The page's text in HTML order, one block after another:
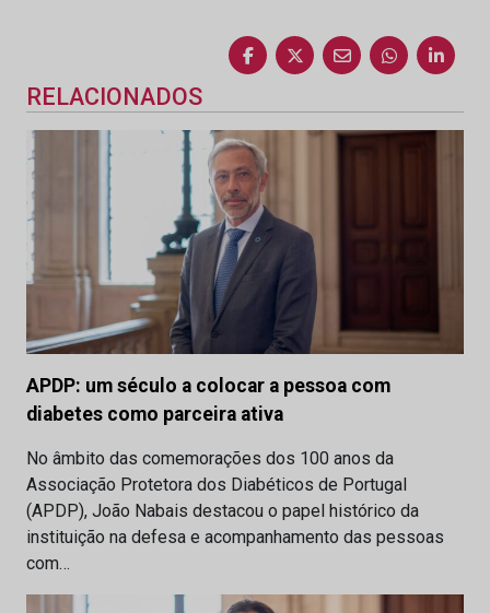
RELACIONADOS
APDP: um século a colocar a pessoa com
diabetes como parceira ativa
No âmbito das comemorações dos 100 anos da
Associação Protetora dos Diabéticos de Portugal
(APDP), João Nabais destacou o papel histórico da
instituição na defesa e acompanhamento das pessoas
com…